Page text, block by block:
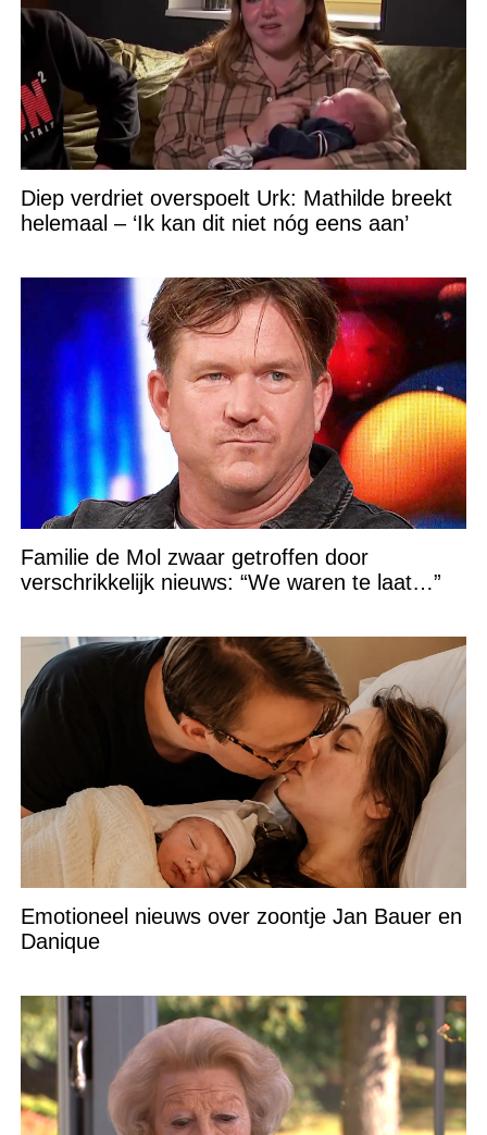
Diep verdriet overspoelt Urk: Mathilde breekt
helemaal – ‘Ik kan dit niet nóg eens aan’
Familie de Mol zwaar getroffen door
verschrikkelijk nieuws: “We waren te laat…”
Emotioneel nieuws over zoontje Jan Bauer en
Danique